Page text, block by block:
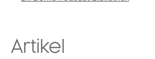
Artikel